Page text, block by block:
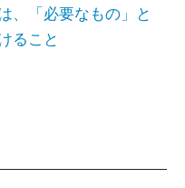
、「必要なもの」と
ること